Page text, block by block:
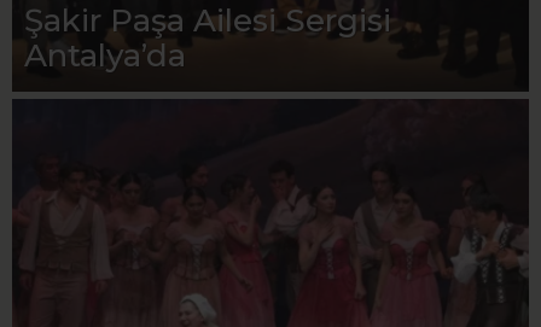
Şakir Paşa Ailesi Sergisi
Antalya’da